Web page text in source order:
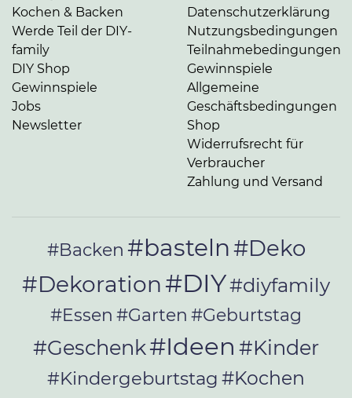
Kochen & Backen
Werde Teil der DIY-
family
DIY Shop
Gewinnspiele
Jobs
Newsletter
Datenschutzerklärung
Nutzungsbedingungen
Teilnahmebedingungen
Gewinnspiele
Allgemeine
Geschäftsbedingungen
Shop
Widerrufsrecht für
Verbraucher
Zahlung und Versand
#Backen #basteln#Deko
#Dekoration #DIY#diyfamily
#Essen #Garten #Geburtstag
#Geschenk#Ideen #Kinder
#Kindergeburtstag #Kochen